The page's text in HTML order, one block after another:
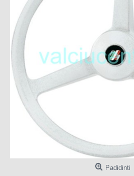
Padidinti